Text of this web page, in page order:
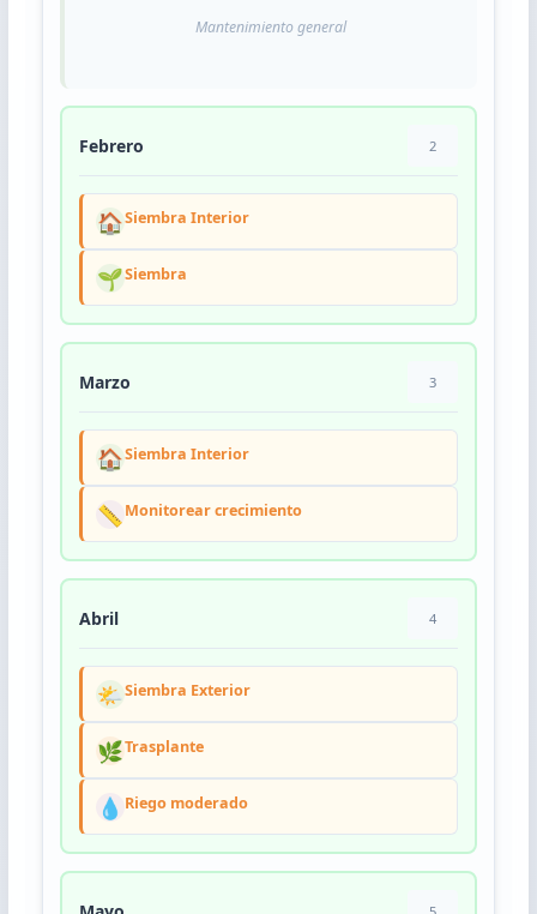
Mantenimiento general
Febrero 2
🏠Siembra Interior
🌱Siembra
Marzo 3
🏠Siembra Interior
📏Monitorear crecimiento
Abril 4
🌤️Siembra Exterior
🌿Trasplante
💧 Riego moderado